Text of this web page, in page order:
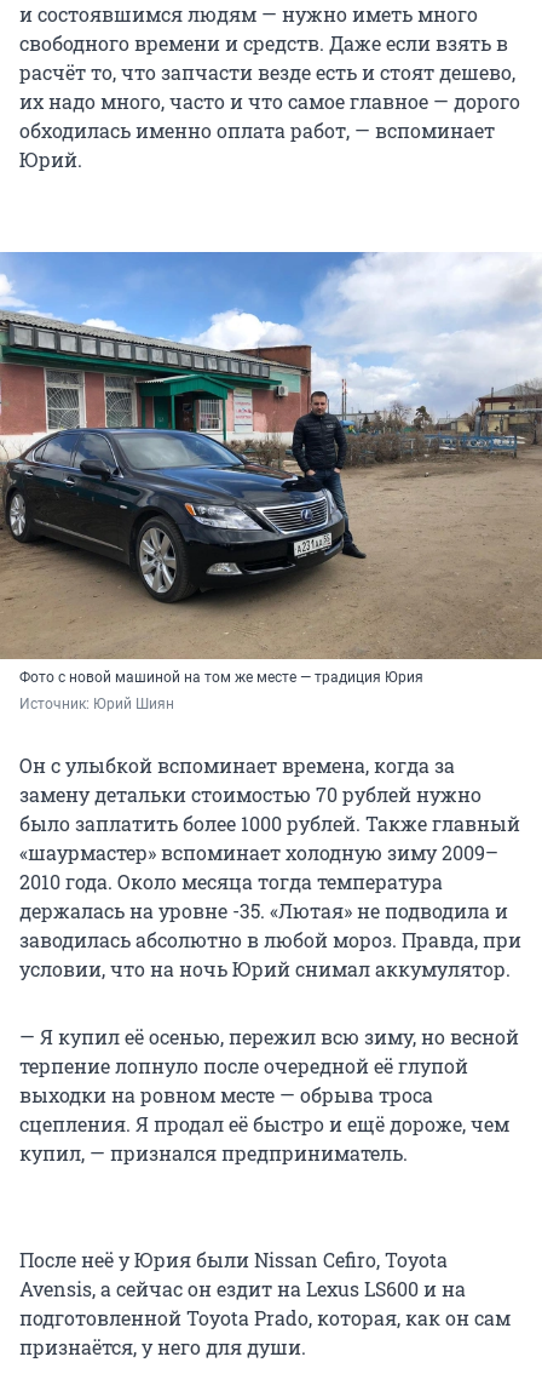
и состоявшимся людям — нужно иметь много
свободного времени и средств. Даже если взять в
расчёт то, что запчасти везде есть и стоят дешево,
их надо много, часто и что самое главное — дорого
обходилась именно оплата работ, — вспоминает
Юрий.
Фото с новой машиной на том же месте — традиция Юрия
Источник: Юрий Шиян
Он с улыбкой вспоминает времена, когда за
замену детальки стоимостью 70 рублей нужно
было заплатить более 1000 рублей. Также главный
«шаурмастер» вспоминает холодную зиму 2009–
2010 года. Около месяца тогда температура
держалась на уровне -35. «Лютая» не подводила и
заводилась абсолютно в любой мороз. Правда, при
условии, что на ночь Юрий снимал аккумулятор.
— Я купил её осенью, пережил всю зиму, но весной
терпение лопнуло после очередной её глупой
выходки на ровном месте — обрыва троса
сцепления. Я продал её быстро и ещё дороже, чем
купил, — признался предприниматель.
После неё у Юрия были Nissan Cefiro, Toyota
Avensis, а сейчас он ездит на Lexus LS600 и на
подготовленной Toyota Prado, которая, как он сам
признаётся, у него для души.